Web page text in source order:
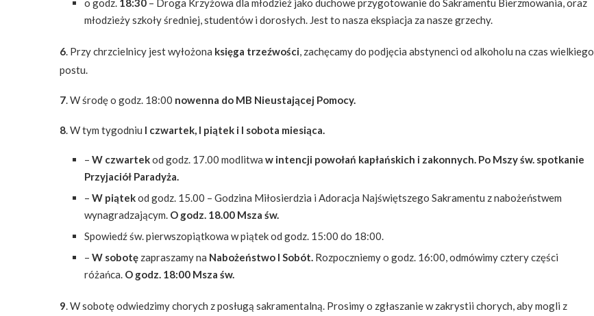
o godz. 18:30 – Droga Krzyżowa dla młodzież jako duchowe przygotowanie do Sakramentu Bierzmowania, oraz
młodzieży szkoły średniej, studentów i dorosłych. Jest to nasza ekspiacja za nasze grzechy.
6. Przy chrzcielnicy jest wyłożona księga trzeźwości, zachęcamy do podjęcia abstynenci od alkoholu na czas wielkiego
postu.
7. W środę o godz. 18:00 nowenna do MB Nieustającej Pomocy.
8. W tym tygodniu I czwartek, I piątek i I sobota miesiąca.
– W czwartekod godz. 17.00 modlitwa w intencji powołań kapłańskich i zakonnych. Po Mszy św. spotkanie
Przyjaciół Paradyża.
– W piątekod godz. 15.00 – Godzina Miłosierdzia i Adoracja Najświętszego Sakramentu z nabożeństwem
wynagradzającym. O godz. 18.00 Msza św.
Spowiedź św. pierwszopiątkowa w piątek od godz. 15:00 do 18:00.
– W sobotę zapraszamy na Nabożeństwo I Sobót. Rozpoczniemy o godz. 16:00, odmówimy cztery części
różańca. O godz. 18:00 Msza św.
9. W sobotę odwiedzimy chorych z posługą sakramentalną. Prosimy o zgłaszanie w zakrystii chorych, aby mogli z